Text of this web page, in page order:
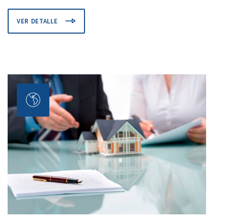
VER DETALLE